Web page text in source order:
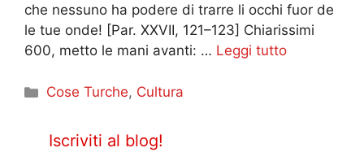
che nessuno ha podere di trarre li occhi fuor de
le tue onde! [Par. XXVII, 121–123] Chiarissimi
600, metto le mani avanti: … Leggi tutto
Categorie
Cose Turche, Cultura
Iscriviti al blog!